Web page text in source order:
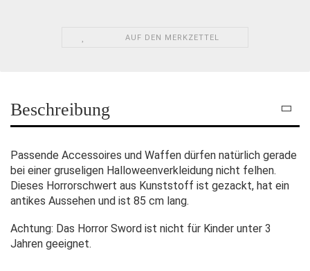
AUF DEN MERKZETTEL
Beschreibung
Passende Accessoires und Waffen dürfen natürlich gerade
bei einer gruseligen Halloweenverkleidung nicht felhen.
Dieses Horrorschwert aus Kunststoff ist gezackt, hat ein
antikes Aussehen und ist 85 cm lang.
Achtung: Das Horror Sword ist nicht für Kinder unter 3
Jahren geeignet.